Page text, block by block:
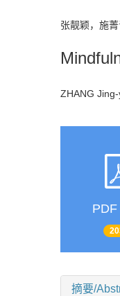
张靓颖，施
ZHANG
PDF
摘要/